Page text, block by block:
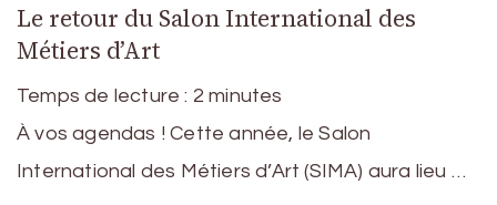
Le retour du Salon International des
Métiers d’Art
Temps de lecture : 2 minutes
À vos agendas ! Cette année, le Salon
International des Métiers d’Art (SIMA) aura lieu …